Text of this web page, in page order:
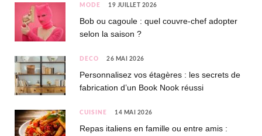
MODE 19 JUILLET 2026
Bob ou cagoule : quel couvre-chef adopter
selon la saison ?
DÉCO 26 MAI 2026
Personnalisez vos étagères : les secrets de
fabrication d’un Book Nook réussi
CUISINE 14 MAI 2026
Repas italiens en famille ou entre amis :